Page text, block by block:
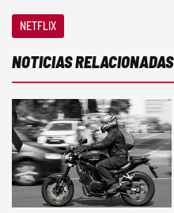
NETFLIX
NOTICIAS RELACIONADAS